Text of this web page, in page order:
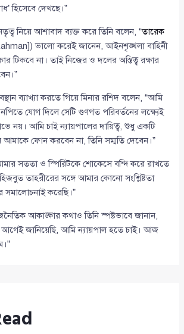
হিসেবে দেখছে।”
নিয়ে আশাবাদ ব্যক্ত করে তিনি বলেন, “তারেক
ভালো করেই জানেন, আইনশৃঙ্খলা বাহিনী
টিকবে না। তাই নিজের ও দলের অস্তিত্ব রক্ষার
ব্যাখ্যা করতে গিয়ে মিনার রশিদ বলেন, “আমি
যোগ দিলে সেটি গুণগত পরিবর্তনের লক্ষ্যেই
নয়। আমি চাই ন্যায়পালের দায়িত্ব, শুধু একটি
ফোন করবেন না, তিনি সম্মতি দেবেন।”
সততা ও স্পিরিটকে শোকেসে বন্দি করে রাখতে
তাহরীরের সঙ্গে আমার কোনো সংশ্লিষ্টতা
করেছি।”
আকাঙ্ক্ষার কথাও তিনি স্পষ্টভাবে জানান,
জানিয়েছি, আমি ন্যায়পাল হতে চাই। আজ